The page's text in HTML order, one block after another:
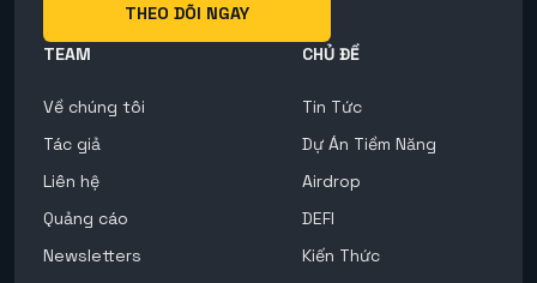
THEO DÕI NGAY
TEAM
Về chúng tôi
Tác giả
Liên hệ
Quảng cáo
Newsletters
CHỦ ĐỀ
Tin Tức
Dự Án Tiềm Năng
Airdrop
DEFI
Kiến Thức